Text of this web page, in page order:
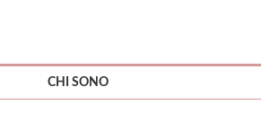
CHI SONO